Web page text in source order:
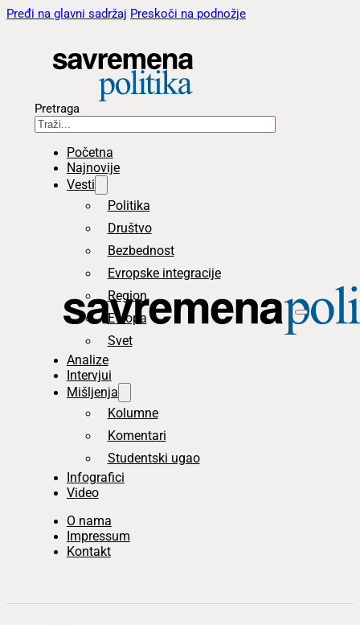
Pređi na glavni sadržaj Preskoči na podnožje
Pretraga
Početna
Najnovije
Vesti
Politika
Društvo
Bezbednost
Evropske integracije
Region
Evropa
Svet
Analize
Intervjui
Mišljenja
Kolumne
Komentari
Studentski ugao
Infografici
Video
O nama
Impressum
Kontakt